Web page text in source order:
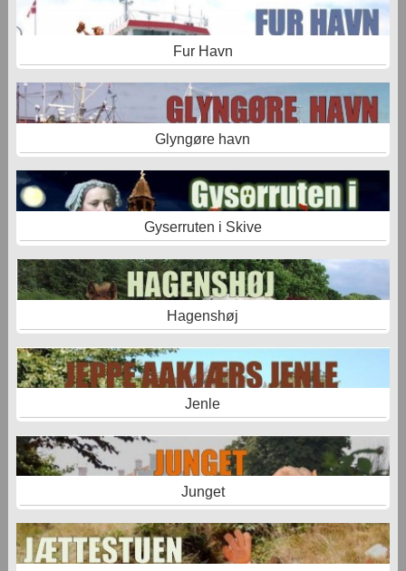
Fur Havn
Glyngøre havn
Gyserruten i Skive
Hagenshøj
Jenle
Junget